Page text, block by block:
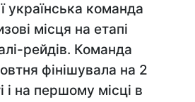
українська команда
місця на етапі
рейдів. Команда
фінішувала на 2
і на першому місці в